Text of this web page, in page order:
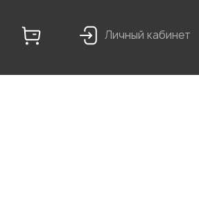
Личный кабинет